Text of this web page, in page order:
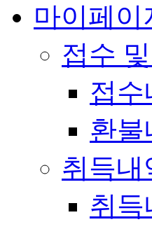
마이페이
접수
접수
환불
취득내
취득